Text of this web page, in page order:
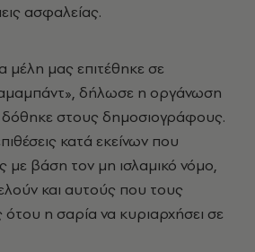
ασφαλείας.
μέλη μας επιτέθηκε σε
δήλωσε η οργάνωση
στους δημοσιογράφους.
κατά εκείνων που
με βάση τον μη ισλαμικό νόμο,
και αυτούς που τους
η σαρία να κυριαρχήσει σε